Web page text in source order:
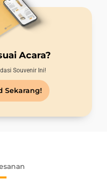
Acara?
Souvenir Ini!
Sekarang!